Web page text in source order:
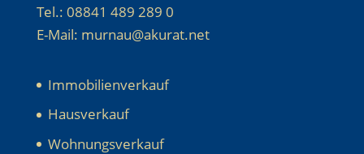
Tel.: 08841 489 289 0
E-Mail: murnau@akurat.net
Immobilienverkauf
Hausverkauf
Wohnungsverkauf